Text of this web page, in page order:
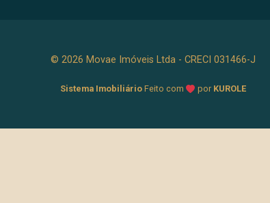
© 2026 Movae Imóveis Ltda - CRECI 031466-J
Sistema Imobiliário Feito com por KUROLE